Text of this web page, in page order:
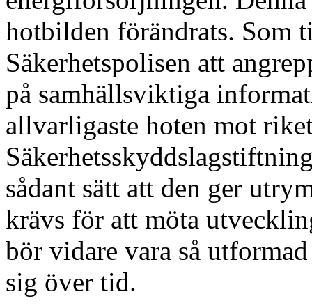
hotbilden förändrats. Som
Säkerhetspolisen att
på samhällsviktiga
allvarligaste hoten mot
sådant sätt att den ger
krävs för att möta
bör vidare vara så
sig över tid.